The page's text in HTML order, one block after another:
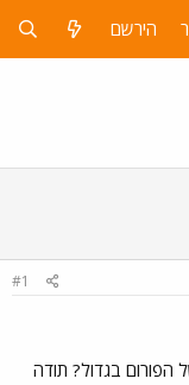
הירשם
#1
בגדול? תודה